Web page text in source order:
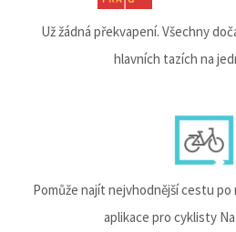
Už žádná překvapení. Všechny
hlavních tazích na
Pomůže najít nejvhodnější cestu
aplikace pro cyklisty